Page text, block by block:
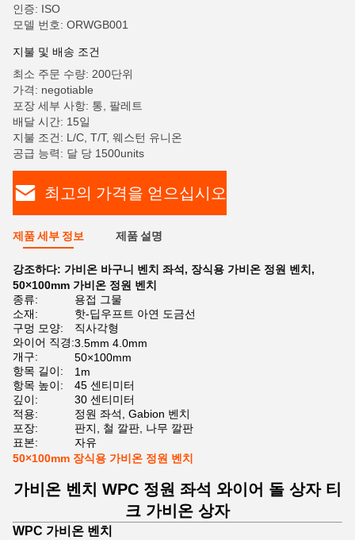
인증: ISO
모델 번호: ORWGB001
지불 및 배송 조건
최소 주문 수량: 200단위
가격: negotiable
포장 세부 사항: 통, 팔레트
배달 시간: 15일
지불 조건: L/C, T/T, 웨스턴 유니온
공급 능력: 달 당 1500units
최고의 가격을 얻으십시오
제품 세부 정보 제품 설명
강조하다: 가비온 바구니 벤치 좌석 , 장식용 가비온 정원 벤치 ,
50×100mm 가비온 정원 벤치
종류:
용접 그물
소재:
핫-딥우프트 아연 도금선
구멍 모양:
직사각형
와이어 직경:3.5mm 4.0mm
개구:
50×100mm
항목 길이:
1m
항목 높이:
45 센티미터
깊이:
30 센티미터
적용:
정원 좌석, Gabion 벤치
포장:
판지, 철 깔판, 나무 깔판
표본:
자유
50×100mm 장식용 가비온 정원 벤치
가비온 벤치 WPC 정원 좌석 와이어 돌 상자 티
크 가비온 상자
WPC 가비온 벤치